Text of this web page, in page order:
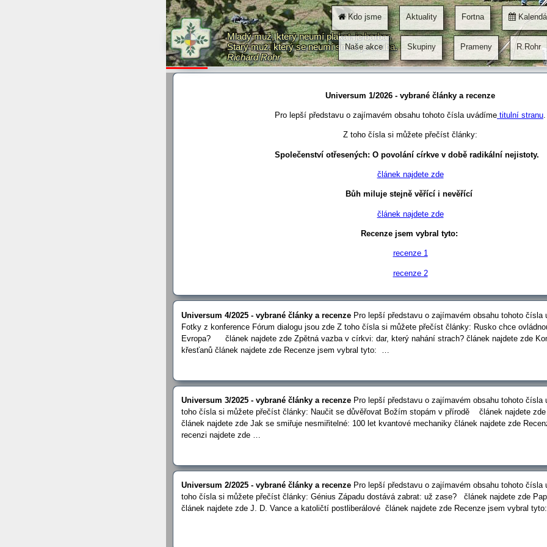
Fortna
Aktuality
Kdo jsme
R.Rohr
Prameny
Skupiny
Naše akce
Mladý muž, který neumí plakat, je barbar.
Starý muž, který se neumí smát, je trouba.
Richard Rohr
Universum 2/2026 - vybrané články a recenze Pro lepší představu o zajímavém obsahu tohoto čísla
toho čísla si můžete přečíst články: Synodální církev: deset kamínků aneb kde nás bota tlačí.
gramotnost článek najdete zde Homo semper maior: člověk v době AI článek najdete zde Recenze
…
Universum 1/2026 - vybrané články a recenze
Pro lepší představu o zajímavém obsahu tohoto čísla uvádíme titulní stranu
Z toho čísla si můžete přečíst články:
Společenství otřesených: O povolání církve v době radikální nejistoty.
článek najdete zde
Bůh miluje stejně věřící i nevěřící
článek najdete zde
Recenze jsem vybral tyto:
recenze 1
recenze 2
Universum 4/2025 - vybrané články a recenze Pro lepší představu o zajímavém obsahu tohoto čísla
Fotky z konference Fórum dialogu jsou zde Z toho čísla si můžete přečíst články: Rusko chce
Evropa? článek najdete zde Zpětná vazba v církvi: dar, který nahání strach? článek najdete zde
křesťanů článek najdete zde Recenze jsem vybral tyto: …
Universum 3/2025 - vybrané články a recenze Pro lepší představu o zajímavém obsahu tohoto
toho čísla si můžete přečíst články: Naučit se důvěřovat Božím stopám v přírodě článek najdete
článek najdete zde Jak se smiřuje nesmiřitelné: 100 let kvantové mechaniky článek najdete zde
recenzi najdete zde …
Universum 2/2025 - vybrané články a recenze Pro lepší představu o zajímavém obsahu tohoto
toho čísla si můžete přečíst články: Génius Západu dostává zabrat: už zase? článek najdete zde
článek najdete zde J. D. Vance a katoličtí postliberálové článek najdete zde Recenze jsem vybral